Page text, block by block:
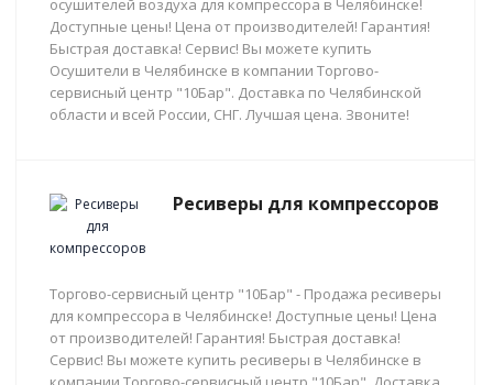
осушителей воздуха для компрессора в Челябинске!
Доступные цены! Цена от производителей! Гарантия!
Быстрая доставка! Сервис! Вы можете купить
Осушители в Челябинске в компании Торгово-
сервисный центр "10Бар". Доставка по Челябинской
области и всей России, СНГ. Лучшая цена. Звоните!
Ресиверы для компрессоров
Торгово-сервисный центр "10Бар" - Продажа ресиверы
для компрессора в Челябинске! Доступные цены! Цена
от производителей! Гарантия! Быстрая доставка!
Сервис! Вы можете купить ресиверы в Челябинске в